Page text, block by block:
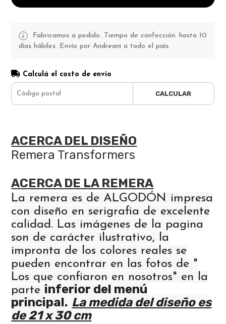
Fabricamos a pedido. Tiempo de confección: hasta 10
días hábiles. Envío por Andreani a todo el país.
Calculá el costo de envío
CALCULAR
ACERCA DEL DISEÑO
Remera Transformers
ACERCA DE LA REMERA
La remera es de ALGODÓN impresa
con diseño en serigrafia de excelente
calidad. Las imágenes de la pagina
son de carácter ilustrativo, la
impronta de los colores reales se
pueden encontrar en las fotos de "
Los que confiaron en nosotros" en la
parte inferior del menú
principal. La medida del diseño es
de 21 x 30 cm